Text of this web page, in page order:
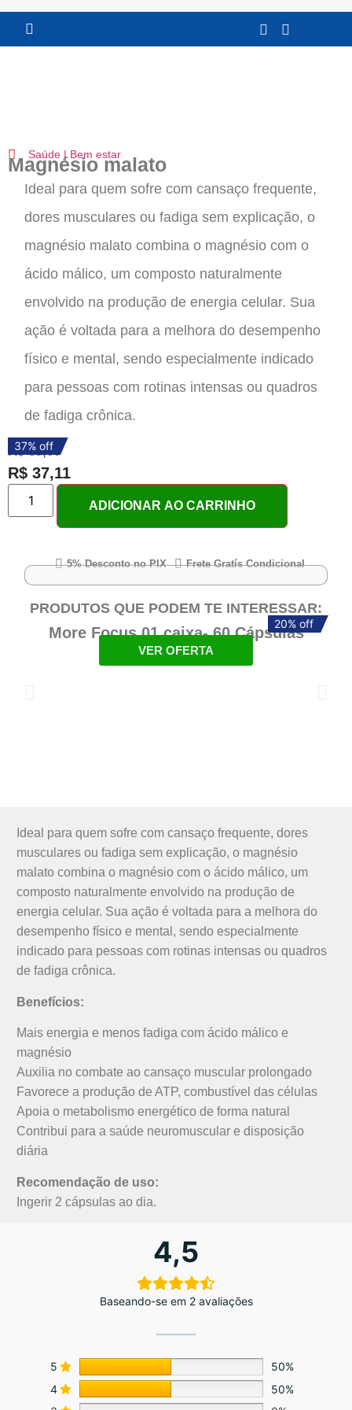
Saúde | Bem estar
Magnésio malato
Ideal para quem sofre com cansaço frequente,
dores musculares ou fadiga sem explicação, o
magnésio malato combina o magnésio com o
ácido málico, um composto naturalmente
envolvido na produção de energia celular. Sua
ação é voltada para a melhora do desempenho
físico e mental, sendo especialmente indicado
para pessoas com rotinas intensas ou quadros
de fadiga crônica.
37% off
R$59,00
R$ 37,11
ADICIONAR AO CARRINHO
5% Desconto no PIX Frete Gratís Condicional
PRODUTOS QUE PODEM TE INTERESSAR:
20% off
20% off
More Focus 01 caixa- 60 Cápsulas
VER OFERTA
Ideal para quem sofre com cansaço frequente, dores
musculares ou fadiga sem explicação, o magnésio
malato combina o magnésio com o ácido málico, um
composto naturalmente envolvido na produção de
energia celular. Sua ação é voltada para a melhora do
desempenho físico e mental, sendo especialmente
indicado para pessoas com rotinas intensas ou quadros
de fadiga crônica.
Benefícios:
Mais energia e menos fadiga com ácido málico e
magnésio
Auxilia no combate ao cansaço muscular prolongado
Favorece a produção de ATP, combustível das células
Apoia o metabolismo energético de forma natural
Contribui para a saúde neuromuscular e disposição
diária
Recomendação de uso:
Ingerir 2 cápsulas ao dia.
4,5
Baseando-se em 2 avaliações
5
50%
4
50%